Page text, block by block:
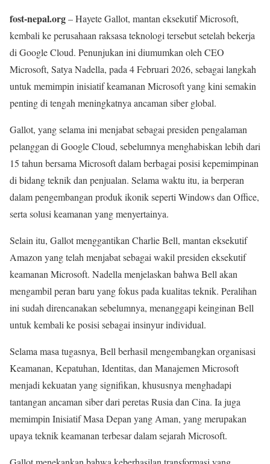
fost-nepal.org– Hayete Gallot, mantan eksekutif Microsoft,
kembali ke perusahaan raksasa teknologi tersebut setelah bekerja
di Google Cloud. Penunjukan ini diumumkan oleh CEO
Microsoft, Satya Nadella, pada 4 Februari 2026, sebagai langkah
untuk memimpin inisiatif keamanan Microsoft yang kini semakin
penting di tengah meningkatnya ancaman siber global.
Gallot, yang selama ini menjabat sebagai presiden pengalaman
pelanggan di Google Cloud, sebelumnya menghabiskan lebih dari
15 tahun bersama Microsoft dalam berbagai posisi kepemimpinan
di bidang teknik dan penjualan. Selama waktu itu, ia berperan
dalam pengembangan produk ikonik seperti Windows dan Office,
serta solusi keamanan yang menyertainya.
Selain itu, Gallot menggantikan Charlie Bell, mantan eksekutif
Amazon yang telah menjabat sebagai wakil presiden eksekutif
keamanan Microsoft. Nadella menjelaskan bahwa Bell akan
mengambil peran baru yang fokus pada kualitas teknik. Peralihan
ini sudah direncanakan sebelumnya, menanggapi keinginan Bell
untuk kembali ke posisi sebagai insinyur individual.
Selama masa tugasnya, Bell berhasil mengembangkan organisasi
Keamanan, Kepatuhan, Identitas, dan Manajemen Microsoft
menjadi kekuatan yang signifikan, khususnya menghadapi
tantangan ancaman siber dari peretas Rusia dan Cina. Ia juga
memimpin Inisiatif Masa Depan yang Aman, yang merupakan
upaya teknik keamanan terbesar dalam sejarah Microsoft.